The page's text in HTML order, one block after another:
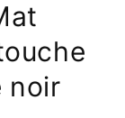
noir